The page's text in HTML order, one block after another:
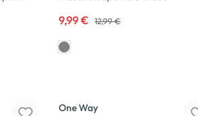
9,99 € 12,99 €
One Way